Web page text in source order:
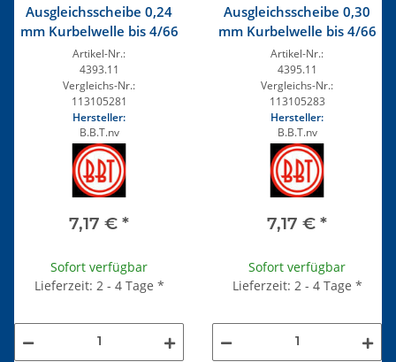
Ausgleichsscheibe 0,24
mm Kurbelwelle bis 4/66
Artikel-Nr.:
4393.11
Vergleichs-Nr.:
113105281
Hersteller:
B.B.T.nv
7,17 € *
Sofort verfügbar
Lieferzeit: 2 - 4 Tage *
Ausgleichsscheibe 0,30
mm Kurbelwelle bis 4/66
Artikel-Nr.:
4395.11
Vergleichs-Nr.:
113105283
Hersteller:
B.B.T.nv
7,17 € *
Sofort verfügbar
Lieferzeit: 2 - 4 Tage *